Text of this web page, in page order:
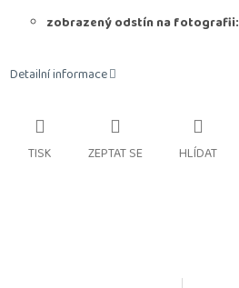
zobrazený odstín na fotografii:
Detailní informace
TISK ZEPTAT SE HLÍDAT